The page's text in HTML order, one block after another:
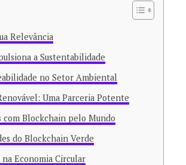
Relevância
a Sustentabilidade
no Setor Ambiental
Uma Parceria Potente
com Blockchain pelo Mundo
do Blockchain Verde
Economia Circular